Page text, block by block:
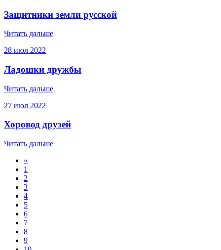
Защитники земли русской
Читать дальше
28 июл 2022
Ладошки дружбы
Читать дальше
27 июл 2022
Хоровод друзей
Читать дальше
«
1
2
3
4
5
6
7
8
9